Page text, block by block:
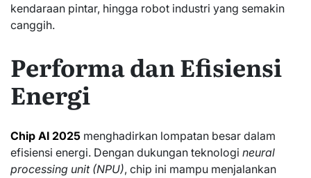
kendaraan pintar, hingga robot industri yang semakin
canggih.
Performa dan Efisiensi
Energi
Chip AI 2025 menghadirkan lompatan besar dalam
efisiensi energi. Dengan dukungan teknologi neural
processing unit (NPU), chip ini mampu menjalankan